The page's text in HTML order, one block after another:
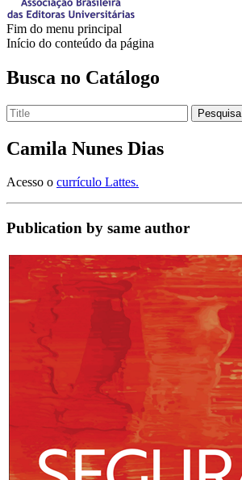
Fim do menu principal
Início do conteúdo da página
Busca no Catálogo
Pesquisa
Camila Nunes Dias
Acesso o currículo Lattes.
Publication by same author